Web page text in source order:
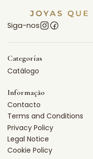
Siga-nos
Categorías
Catálogo
Informação
Contacto
Terms and Conditions
Privacy Policy
Legal Notice
Cookie Policy